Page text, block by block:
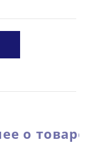
о товаре